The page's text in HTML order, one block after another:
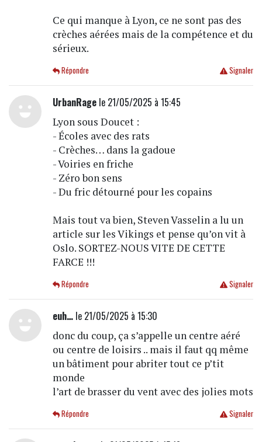
Ce qui manque à Lyon, ce ne sont pas des
crèches aérées mais de la compétence et du
sérieux.
Signaler
Répondre
UrbanRagele 21/05/2025 à 15:45
Lyon sous Doucet :
- Écoles avec des rats
- Crèches… dans la gadoue
- Voiries en friche
- Zéro bon sens
- Du fric détourné pour les copains
Mais tout va bien, Steven Vasselin a lu un
article sur les Vikings et pense qu’on vit à
Oslo. SORTEZ-NOUS VITE DE CETTE
FARCE !!!
Signaler
Répondre
euh…le 21/05/2025 à 15:30
donc du coup, ça s’appelle un centre aéré
ou centre de loisirs .. mais il faut qq même
un bâtiment pour abriter tout ce p’tit
monde
l’art de brasser du vent avec des jolies mots
Signaler
Répondre